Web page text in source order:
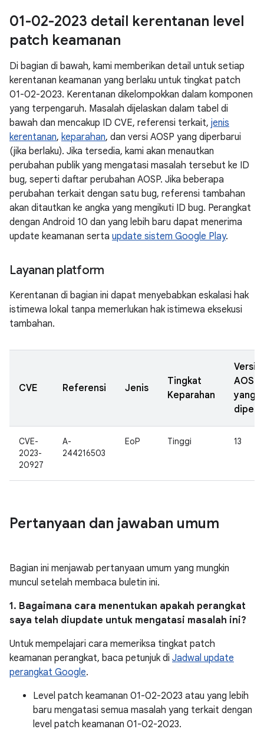
01-02-2023 detail kerentanan level
patch keamanan
Di bagian di bawah, kami memberikan detail untuk setiap
kerentanan keamanan yang berlaku untuk tingkat patch
01-02-2023. Kerentanan dikelompokkan dalam komponen
yang terpengaruh. Masalah dijelaskan dalam tabel di
bawah dan mencakup ID CVE, referensi terkait, jenis
kerentanan, keparahan, dan versi AOSP yang diperbarui
(jika berlaku). Jika tersedia, kami akan menautkan
perubahan publik yang mengatasi masalah tersebut ke ID
bug, seperti daftar perubahan AOSP. Jika beberapa
perubahan terkait dengan satu bug, referensi tambahan
akan ditautkan ke angka yang mengikuti ID bug. Perangkat
dengan Android 10 dan yang lebih baru dapat menerima
update keamanan serta update sistem Google Play.
Layanan platform
Kerentanan di bagian ini dapat menyebabkan eskalasi hak
istimewa lokal tanpa memerlukan hak istimewa eksekusi
tambahan.
CVE Referensi Jenis
Tingkat
Keparahan
Versi
AOSP
yang
CVE-
2023-
20927
A-
244216503
EoP Tinggi 13
Pertanyaan dan jawaban umum
Bagian ini menjawab pertanyaan umum yang mungkin
muncul setelah membaca buletin ini.
1. Bagaimana cara menentukan apakah perangkat
saya telah diupdate untuk mengatasi masalah ini?
Untuk mempelajari cara memeriksa tingkat patch
keamanan perangkat, baca petunjuk di Jadwal update
perangkat Google.
Level patch keamanan 01-02-2023 atau yang lebih
baru mengatasi semua masalah yang terkait dengan
level patch keamanan 01-02-2023.